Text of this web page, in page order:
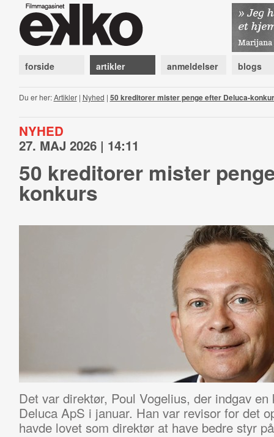
forside artikler anmeldelser blogs
Du er her:Artikler| Nyhed | 50 kreditorer mister penge efter Deluca-
NYHED
27. MAJ 2026 | 14:11
50 kreditorer mister
konkurs
Det var direktør, Poul Vogelius, der indgav
Deluca ApS i januar. Han var revisor for det
havde lovet som direktør at have bedre styr